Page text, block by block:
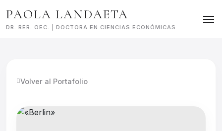
to
content
PAOLA LANDAETA
DR. RER. OEC. | DOCTORA EN CIENCIAS ECONÓMICAS
Volver al Portafolio